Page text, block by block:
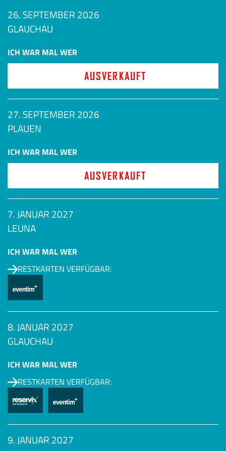
26. SEPTEMBER 2026
GLAUCHAU
ICH WAR MAL WER
AUSVERKAUFT
27. SEPTEMBER 2026
PLAUEN
ICH WAR MAL WER
AUSVERKAUFT
7. JANUAR 2027
LEUNA
ICH WAR MAL WER
RESTKARTEN VERFÜGBAR:
8. JANUAR 2027
GLAUCHAU
ICH WAR MAL WER
RESTKARTEN VERFÜGBAR:
9. JANUAR 2027